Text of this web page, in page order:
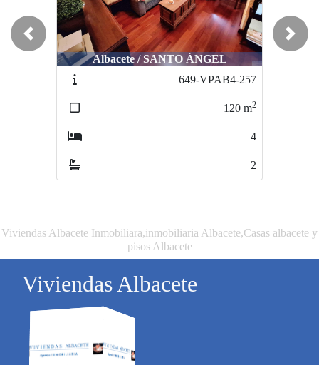
Albacete / SANTO ÁNGEL
649-VPAB4-257
Albacete / CENTRO
1019-VPAB4-372
200
Previous Next
Viviendas Albacete Inmobiliara,inmobiliaria Albacete,Casas albacete y
pisos Albacete
Viviendas Albacete